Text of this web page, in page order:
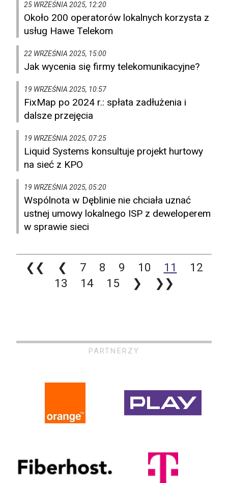
25 WRZEŚNIA 2025, 12:20
Około 200 operatorów lokalnych korzysta z
usług Hawe Telekom
22 WRZEŚNIA 2025, 15:00
Jak wycenia się firmy telekomunikacyjne?
19 WRZEŚNIA 2025, 10:57
FixMap po 2024 r.: spłata zadłużenia i
dalsze przejęcia
19 WRZEŚNIA 2025, 07:25
Liquid Systems konsultuje projekt hurtowy
na sieć z KPO
19 WRZEŚNIA 2025, 05:20
Wspólnota w Dęblinie nie chciała uznać
ustnej umowy lokalnego ISP z deweloperem
w sprawie sieci
❮❮ ❮ 7 8 9 10 11
12
13
14 15 ❯ ❯❯
PARTNERZY